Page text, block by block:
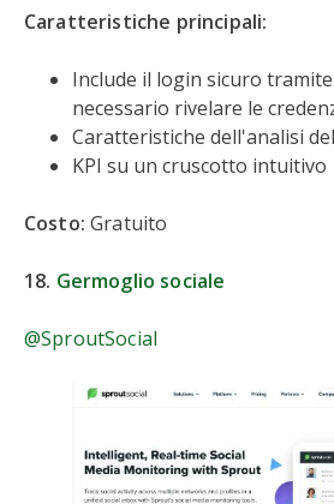
Caratteristiche principali:
Include il login sicuro
necessario rivelare le
Caratteristiche dell'analisi
KPI su un cruscotto intuitivo
Costo:Gratuito
18. Germoglio sociale
@SproutSocial